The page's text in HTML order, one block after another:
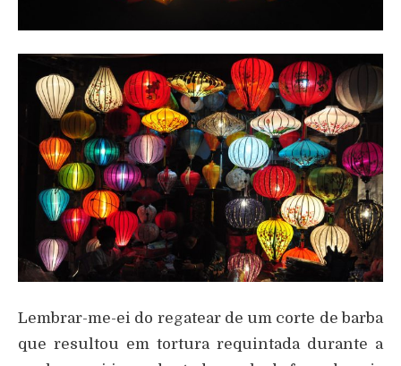
Lembrar-me-ei do regatear de um corte de barba
que resultou em tortura requintada durante a